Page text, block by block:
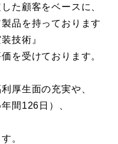
た顧客をベースに、
品を持っております
技術』
を受けております。
厚生面の充実や、
間126日）、
。